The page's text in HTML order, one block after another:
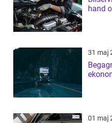
hand
31 maj
Begagnad
01 maj